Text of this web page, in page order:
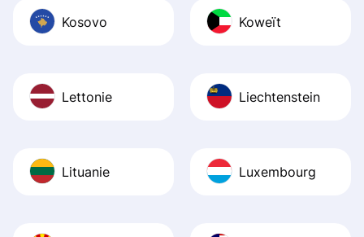
Kosovo Koweït
Lettonie Liechtenstein
Lituanie Luxembourg